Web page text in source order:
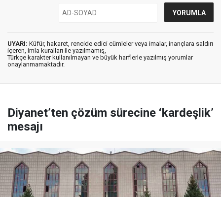
UYARI: Küfür, hakaret, rencide edici cümleler veya imalar, inançlara saldırı
içeren, imla kuralları ile yazılmamış,
Türkçe karakter kullanılmayan ve büyük harflerle yazılmış yorumlar
onaylanmamaktadır.
Diyanet’ten çözüm sürecine ‘kardeşlik’
mesajı